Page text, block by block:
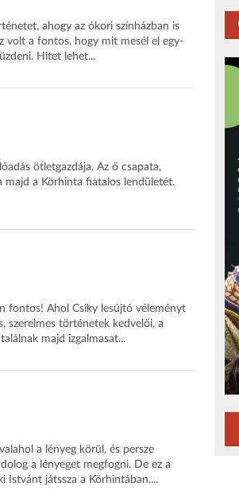
ahogy az ókori színházban is
volt a fontos, hogy mit mesél el egy-
Hitet lehet...
ötletgazdája. Az ő csapata,
majd a Körhinta fiatalos lendületét.
fontos! Ahol Csiky lesújtó véleményt
szerelmes történetek kedvelői, a
majd izgalmasat...
a lényeg körül, és persze
a lényeget megfogni. De ez a
Istvánt játssza a Körhintában....